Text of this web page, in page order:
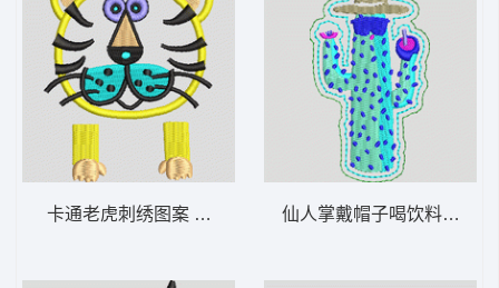
卡通老虎刺绣图案 虎头 仙人掌戴帽子喝饮料 仙人掌